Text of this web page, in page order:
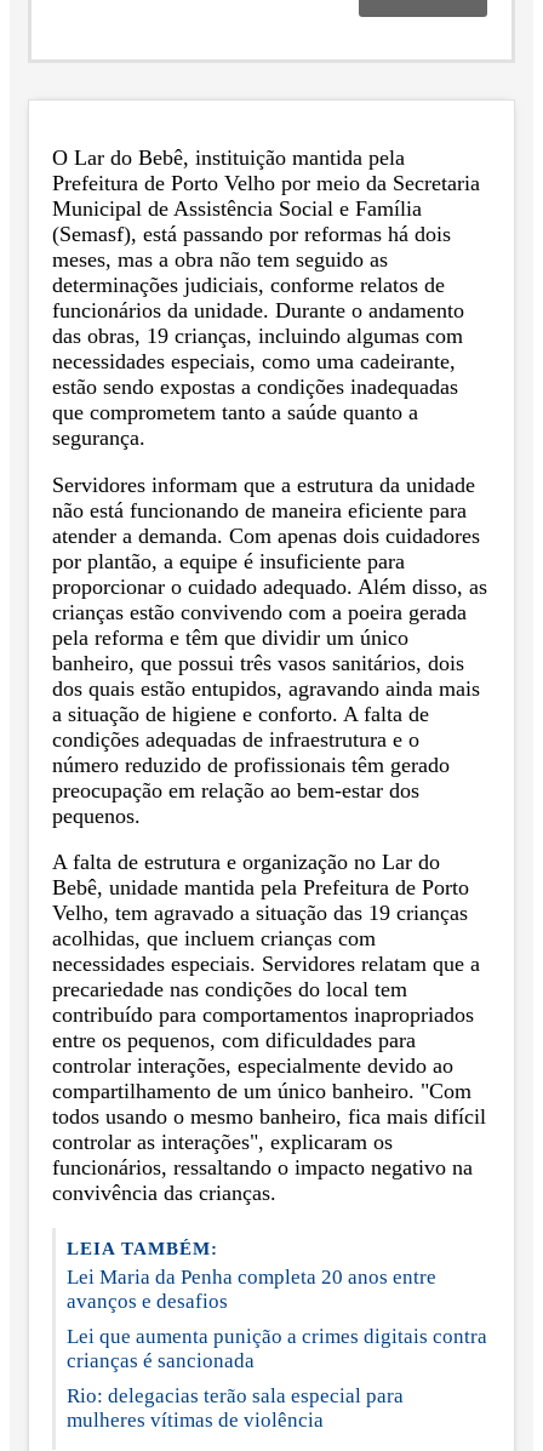
O Lar do Bebê, instituição mantida pela
Prefeitura de Porto Velho por meio da Secretaria
Municipal de Assistência Social e Família
(Semasf), está passando por reformas há dois
meses, mas a obra não tem seguido as
determinações judiciais, conforme relatos de
funcionários da unidade. Durante o andamento
das obras, 19 crianças, incluindo algumas com
necessidades especiais, como uma cadeirante,
estão sendo expostas a condições inadequadas
que comprometem tanto a saúde quanto a
segurança.
Servidores informam que a estrutura da unidade
não está funcionando de maneira eficiente para
atender a demanda. Com apenas dois cuidadores
por plantão, a equipe é insuficiente para
proporcionar o cuidado adequado. Além disso, as
crianças estão convivendo com a poeira gerada
pela reforma e têm que dividir um único
banheiro, que possui três vasos sanitários, dois
dos quais estão entupidos, agravando ainda mais
a situação de higiene e conforto. A falta de
condições adequadas de infraestrutura e o
número reduzido de profissionais têm gerado
preocupação em relação ao bem-estar dos
pequenos.
A falta de estrutura e organização no Lar do
Bebê, unidade mantida pela Prefeitura de Porto
Velho, tem agravado a situação das 19 crianças
acolhidas, que incluem crianças com
necessidades especiais. Servidores relatam que a
precariedade nas condições do local tem
contribuído para comportamentos inapropriados
entre os pequenos, com dificuldades para
controlar interações, especialmente devido ao
compartilhamento de um único banheiro. "Com
todos usando o mesmo banheiro, fica mais difícil
controlar as interações", explicaram os
funcionários, ressaltando o impacto negativo na
convivência das crianças.
LEIA TAMBÉM:
Lei Maria da Penha completa 20 anos entre
avanços e desafios
Lei que aumenta punição a crimes digitais contra
crianças é sancionada
Rio: delegacias terão sala especial para
mulheres vítimas de violência